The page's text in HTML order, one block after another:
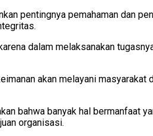
pentingnya pemahaman dan
dalam melaksanakan
akan melayani
bahwa banyak hal bermanfaat
organisasi.